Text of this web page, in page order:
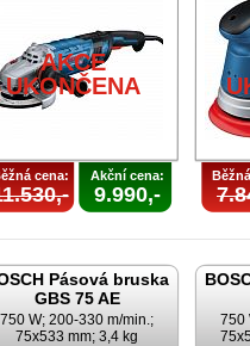
AKCE
UKONČENA
cena: Akční cena:
9.990,-
Pásová bruska
GBS 75 AE
750 W; 200-330 m/min.;
75x533 mm; 3,4 kg
750